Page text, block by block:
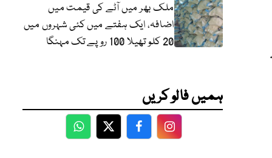
کے
ملک بھر میں آٹے کی قیمت میں
اضافہ، ایک ہفتے میں کئی شہروں میں
20 کلو تھیلا 100 روپے تک مہنگا
ہمیں فالو کریں
WhatsApp
TwitterFacebookFacebook